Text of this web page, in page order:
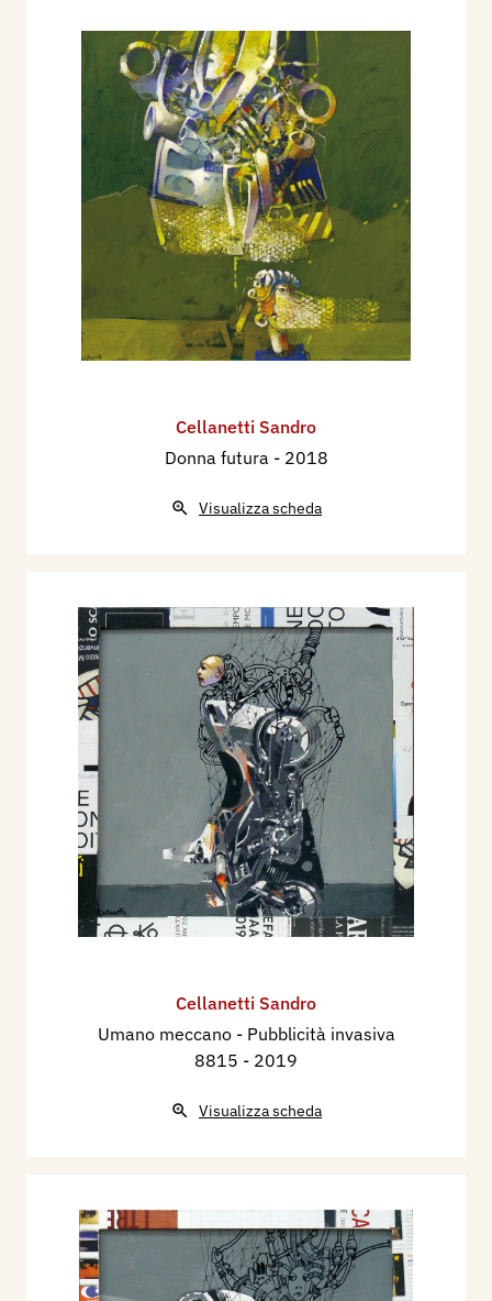
Cellanetti Sandro
Donna futura - 2018
Visualizza scheda
Cellanetti Sandro
Umano meccano - Pubblicità invasiva
8815 - 2019
Visualizza scheda